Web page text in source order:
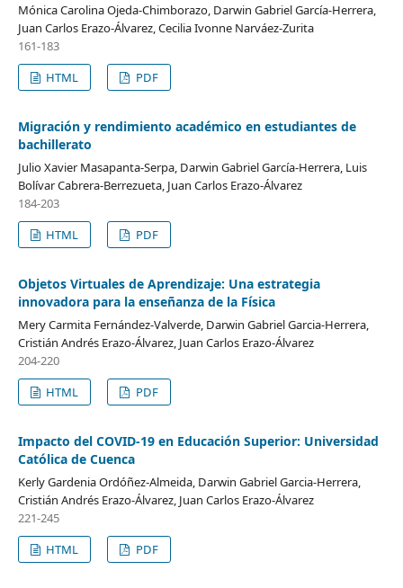
Mónica Carolina Ojeda-Chimborazo, Darwin Gabriel García-Herrera,
Juan Carlos Erazo-Álvarez, Cecilia Ivonne Narváez-Zurita
161-183
HTML
PDF
Migración y rendimiento académico en estudiantes de
bachillerato
Julio Xavier Masapanta-Serpa, Darwin Gabriel García-Herrera, Luis
Bolívar Cabrera-Berrezueta, Juan Carlos Erazo-Álvarez
184-203
HTML
PDF
Objetos Virtuales de Aprendizaje: Una estrategia
innovadora para la enseñanza de la Física
Mery Carmita Fernández-Valverde, Darwin Gabriel Garcia-Herrera,
Cristián Andrés Erazo-Álvarez, Juan Carlos Erazo-Álvarez
204-220
HTML
PDF
Impacto del COVID-19 en Educación Superior: Universidad
Católica de Cuenca
Kerly Gardenia Ordóñez-Almeida, Darwin Gabriel Garcia-Herrera,
Cristián Andrés Erazo-Álvarez, Juan Carlos Erazo-Álvarez
221-245
HTML
PDF